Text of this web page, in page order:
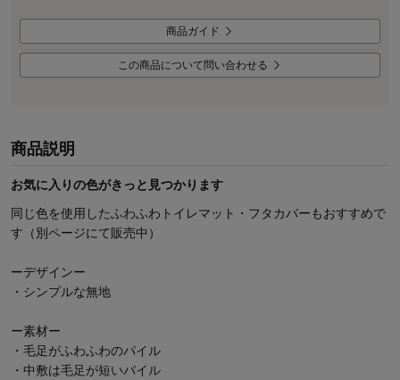
商品ガイド
この商品について問い合わせる
商品説明
お気に入りの色がきっと見つかります
同じ色を使用したふわふわトイレマット・フタカバーもおすすめで
す（別ページにて販売中）
ーデザインー
・シンプルな無地
ー素材ー
・毛足がふわふわのパイル
・中敷は毛足が短いパイル